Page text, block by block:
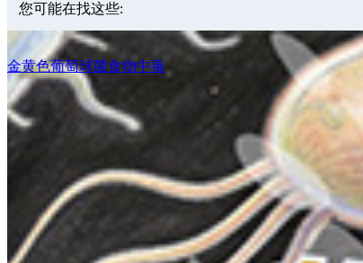
您可能在找这些:
金黄色葡萄球菌食物中毒